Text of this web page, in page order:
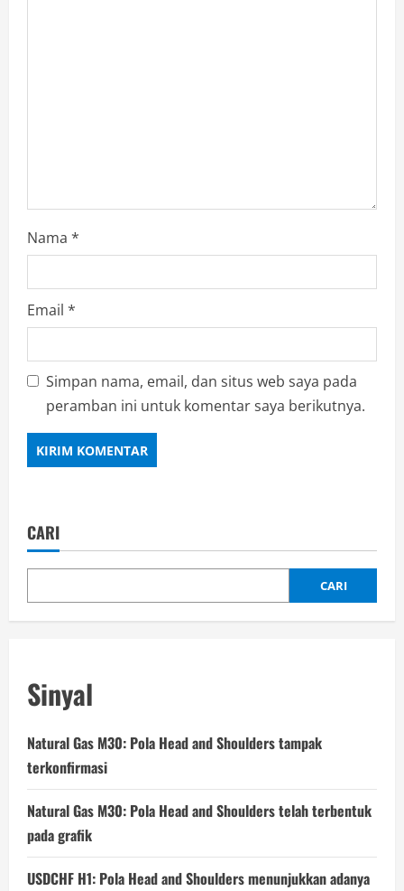
Nama *
Email *
Simpan nama, email, dan situs web saya pada
peramban ini untuk komentar saya berikutnya.
CARI
CARI
Sinyal
Natural Gas M30: Pola Head and Shoulders tampak
terkonfirmasi
Natural Gas M30: Pola Head and Shoulders telah terbentuk
pada grafik
USDCHF H1: Pola Head and Shoulders menunjukkan adanya